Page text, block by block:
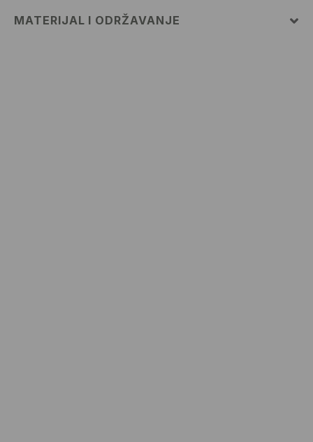
MATERIJAL I ODRŽAVANJE